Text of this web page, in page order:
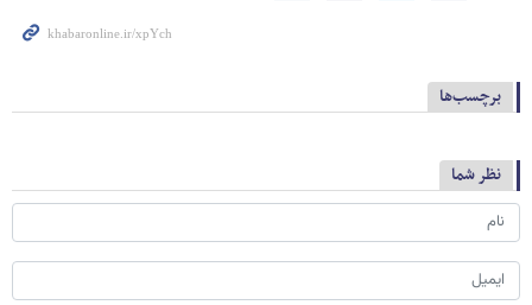
برچسب‌ها
نظر شما